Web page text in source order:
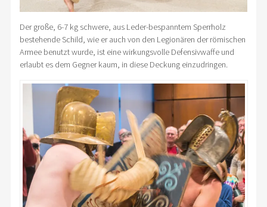
Der große, 6-7 kg schwere, aus Leder-bespanntem Sperrholz
bestehende Schild, wie er auch von den Legionären der römischen
Armee benutzt wurde, ist eine wirkungsvolle Defensivwaffe und
erlaubt es dem Gegner kaum, in diese Deckung einzudringen.